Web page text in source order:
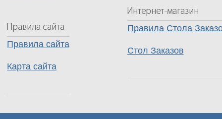
Правила Стола
Стол Заказов
Правила сайта
Карта сайта